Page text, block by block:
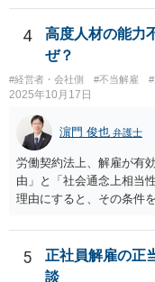
懸念するのであれば、ご
考えを改められるよう進
件を受任して遂行します
なさいな！」が意味する
が、それには弁護士報酬
額してもらえるわけでも
め、むしろ他の事件処理
すことはあっても、基本
手金をもらうということ
関係なので、あまり好ま
が切れる可能性があるか
なく、顧問会社のために
略）を踏まえたうえで
は年俸が1200万円と高か
復職の気持ちを萎えさす
る作戦もあるのでしょう
4
高度人材の能力
ぜ？
#経営者・会社側 #不当解雇
2025年10月17日
濵門 俊也 弁護士
労働契約法上、解雇が有
由」と「社会通念上相当
理由にすると、その条件
や配置転換などの改善措
「合理的な解雇理由」と
足」で解雇を争われると
5
正社員解雇の正
談